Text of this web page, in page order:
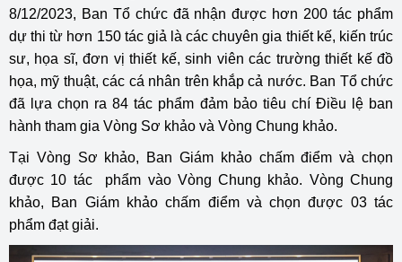
8/12/2023, Ban Tổ chức đã nhận được hơn 200 tác phẩm
dự thi từ hơn 150 tác giả là các chuyên gia thiết kế, kiến trúc
sư, họa sĩ, đơn vị thiết kế, sinh viên các trường thiết kế đồ
họa, mỹ thuật, các cá nhân trên khắp cả nước. Ban Tổ chức
đã lựa chọn ra 84 tác phẩm đảm bảo tiêu chí Điều lệ ban
hành tham gia Vòng Sơ khảo và Vòng Chung khảo.
Tại Vòng Sơ khảo, Ban Giám khảo chấm điểm và chọn
được 10 tác phẩm vào Vòng Chung khảo. Vòng Chung
khảo, Ban Giám khảo chấm điểm và chọn được 03 tác
phẩm đạt giải.